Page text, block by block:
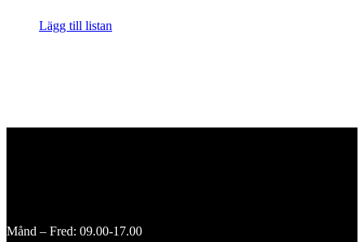
Lägg till listan
Månd – Fred: 09.00-17.00